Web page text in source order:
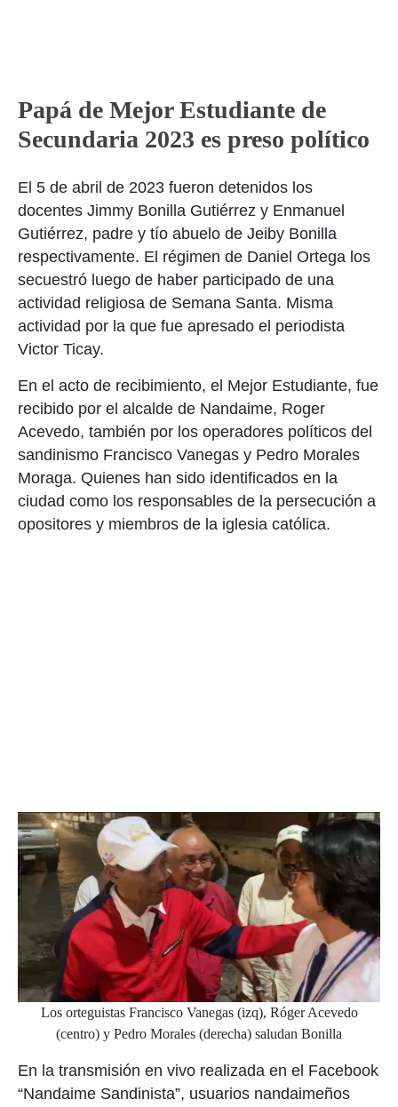
Papá de Mejor Estudiante de
Secundaria 2023 es preso político
El 5 de abril de 2023 fueron detenidos los
docentes Jimmy Bonilla Gutiérrez y Enmanuel
Gutiérrez, padre y tío abuelo de Jeiby Bonilla
respectivamente. El régimen de Daniel Ortega los
secuestró luego de haber participado de una
actividad religiosa de Semana Santa. Misma
actividad por la que fue apresado el periodista
Victor Ticay.
En el acto de recibimiento, el Mejor Estudiante, fue
recibido por el alcalde de Nandaime, Roger
Acevedo, también por los operadores políticos del
sandinismo Francisco Vanegas y Pedro Morales
Moraga. Quienes han sido identificados en la
ciudad como los responsables de la persecución a
opositores y miembros de la iglesia católica.
Los orteguistas Francisco Vanegas (izq), Róger Acevedo
(centro) y Pedro Morales (derecha) saludan Bonilla
En la transmisión en vivo realizada en el Facebook
“Nandaime Sandinista”, usuarios nandaimeños